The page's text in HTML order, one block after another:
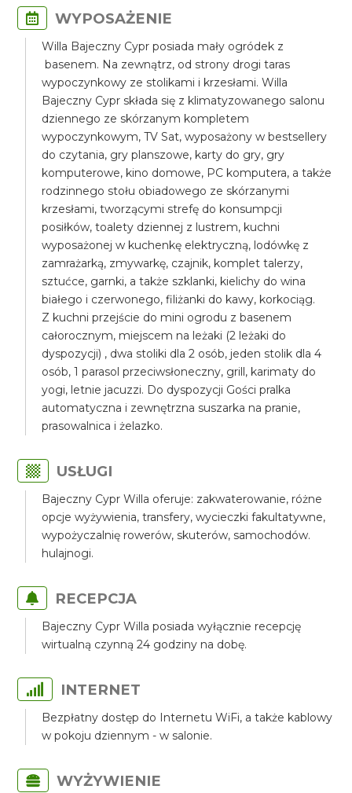
WYPOSAŻENIE
Willa Bajeczny Cypr posiada mały ogródek z
basenem. Na zewnątrz, od strony drogi taras
wypoczynkowy ze stolikami i krzesłami. Willa
Bajeczny Cypr składa się z klimatyzowanego salonu
dziennego ze skórzanym kompletem
wypoczynkowym, TV Sat, wyposażony w bestsellery
do czytania, gry planszowe, karty do gry, gry
komputerowe, kino domowe, PC komputera, a także
rodzinnego stołu obiadowego ze skórzanymi
krzesłami, tworzącymi strefę do konsumpcji
posiłków, toalety dziennej z lustrem, kuchni
wyposażonej w kuchenkę elektryczną, lodówkę z
zamrażarką, zmywarkę, czajnik, komplet talerzy,
sztućce, garnki, a także szklanki, kielichy do wina
białego i czerwonego, filiżanki do kawy, korkociąg.
Z kuchni przejście do mini ogrodu z basenem
całorocznym, miejscem na leżaki (2 leżaki do
dyspozycji) , dwa stoliki dla 2 osób, jeden stolik dla 4
osób, 1 parasol przeciwsłoneczny, grill, karimaty do
yogi, letnie jacuzzi. Do dyspozycji Gości pralka
automatyczna i zewnętrzna suszarka na pranie,
prasowalnica i żelazko.
USŁUGI
Bajeczny Cypr Willa oferuje: zakwaterowanie, różne
opcje wyżywienia, transfery, wycieczki fakultatywne,
wypożyczalnię rowerów, skuterów, samochodów.
hulajnogi.
RECEPCJA
Bajeczny Cypr Willa posiada wyłącznie recepcję
wirtualną czynną 24 godziny na dobę.
INTERNET
Bezpłatny dostęp do Internetu WiFi, a także kablowy
w pokoju dziennym - w salonie.
WYŻYWIENIE